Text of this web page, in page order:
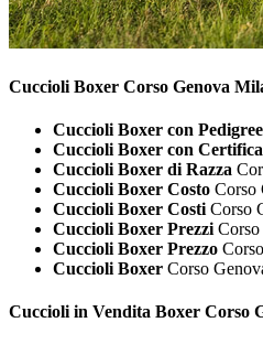
Cuccioli Boxer Corso Genova
Cuccioli Boxer con Pedigree
Cuccioli Boxer con
Cuccioli Boxer di Razza
Cuccioli Boxer Costo Corso
Cuccioli Boxer Costi Corso
Cuccioli Boxer Prezzi
Cuccioli Boxer Prezzo
Cuccioli Boxer Corso
Cuccioli in Vendita Boxer Corso